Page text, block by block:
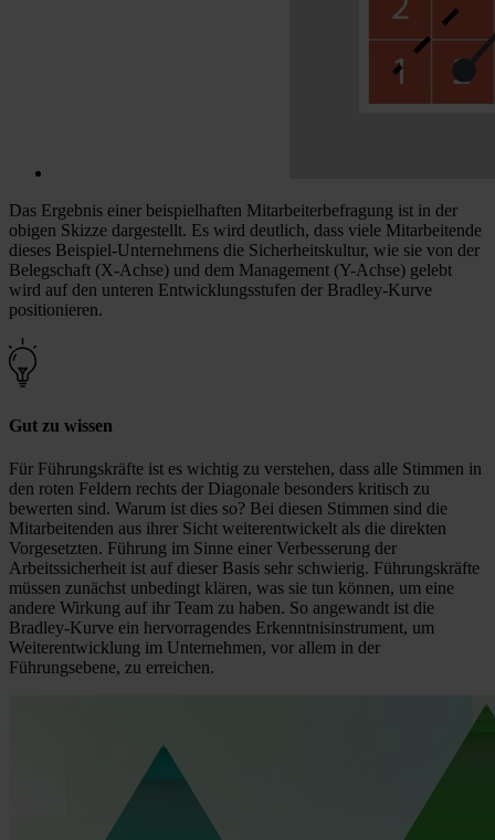
Das Ergebnis einer beispielhaften Mitarbeiterbefragung ist in der
obigen Skizze dargestellt. Es wird deutlich, dass viele Mitarbeitende
dieses Beispiel-Unternehmens die Sicherheitskultur, wie sie von der
Belegschaft (X-Achse) und dem Management (Y-Achse) gelebt
wird auf den unteren Entwicklungsstufen der Bradley-Kurve
positionieren.
Gut zu wissen
Für Führungskräfte ist es wichtig zu verstehen, dass alle Stimmen in
den roten Feldern rechts der Diagonale besonders kritisch zu
bewerten sind. Warum ist dies so? Bei diesen Stimmen sind die
Mitarbeitenden aus ihrer Sicht weiterentwickelt als die direkten
Vorgesetzten. Führung im Sinne einer Verbesserung der
Arbeitssicherheit ist auf dieser Basis sehr schwierig. Führungskräfte
müssen zunächst unbedingt klären, was sie tun können, um eine
andere Wirkung auf ihr Team zu haben. So angewandt ist die
Bradley-Kurve ein hervorragendes Erkenntnisinstrument, um
Weiterentwicklung im Unternehmen, vor allem in der
Führungsebene, zu erreichen.